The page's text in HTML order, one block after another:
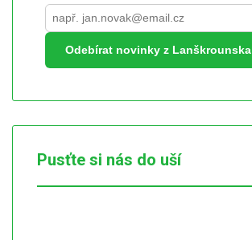
Odebírat novinky z Lanškrounska
Pusťte si nás do uší